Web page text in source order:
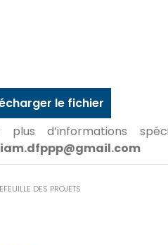
le fichier
plus d’informations
DES PROJETS